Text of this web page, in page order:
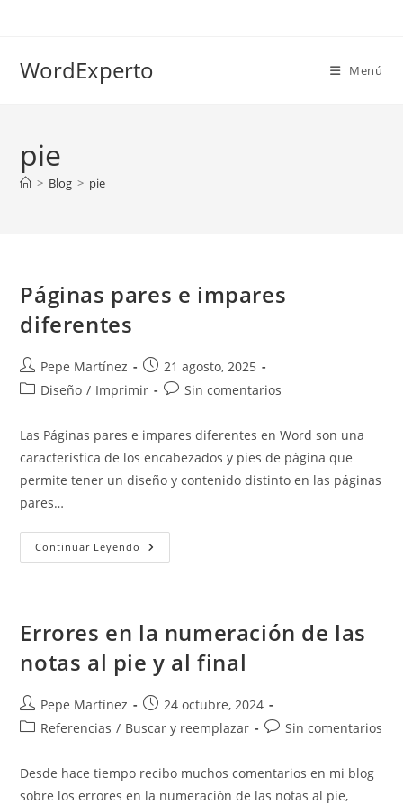
WordExperto Menú
pie
> Blog > pie
Páginas pares e impares
diferentes
Autor
de
Pepe Martínez
Publicación
de
21 agosto, 2025
Categoría
la
entrada:
Diseño / Imprimir
Comentarios
entrada:
Sin comentarios
Las Páginas pares e impares diferentes en Word son una
característica de los encabezados y pies de página que
permite tener un diseño y contenido distinto en las páginas
pares…
Continuar Leyendo Páginas
Pares
Errores en la numeración de las
notas al pie y al final
Autor
de
Pepe Martínez
Publicación
de
24 octubre, 2024
Categoría
la
entrada:
Referencias / Buscar y reemplazar
Comentarios
la
entrada:
Sin comentarios
Desde hace tiempo recibo muchos comentarios en mi blog
sobre los errores en la numeración de las notas al pie,